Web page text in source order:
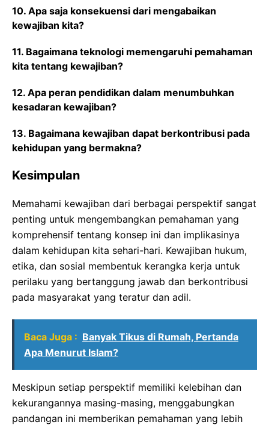
10. Apa saja konsekuensi dari mengabaikan
kewajiban kita?
11. Bagaimana teknologi memengaruhi pemahaman
kita tentang kewajiban?
12. Apa peran pendidikan dalam menumbuhkan
kesadaran kewajiban?
13. Bagaimana kewajiban dapat berkontribusi pada
kehidupan yang bermakna?
Kesimpulan
Memahami kewajiban dari berbagai perspektif sangat
penting untuk mengembangkan pemahaman yang
komprehensif tentang konsep ini dan implikasinya
dalam kehidupan kita sehari-hari. Kewajiban hukum,
etika, dan sosial membentuk kerangka kerja untuk
perilaku yang bertanggung jawab dan berkontribusi
pada masyarakat yang teratur dan adil.
Baca Juga : Banyak Tikus di Rumah, Pertanda
Apa Menurut Islam?
Meskipun setiap perspektif memiliki kelebihan dan
kekurangannya masing-masing, menggabungkan
pandangan ini memberikan pemahaman yang lebih